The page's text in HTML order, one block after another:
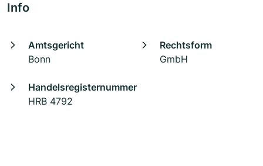
Info
Amtsgericht
Bonn
Rechtsform
GmbH
Handelsregisternummer
HRB 4792